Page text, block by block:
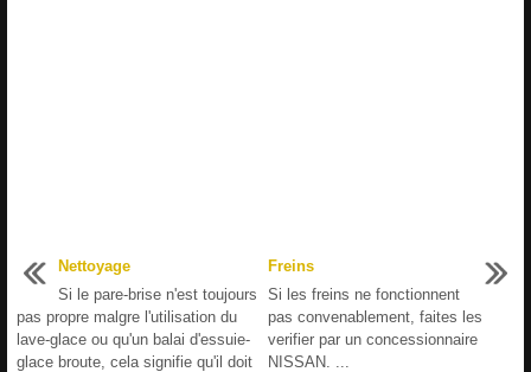
Nettoyage
Si le pare-brise n'est toujours
pas propre malgre l'utilisation du
lave-glace ou qu'un balai d'essuie-
glace broute, cela signifie qu'il doit
Freins
Si les freins ne fonctionnent
pas convenablement, faites les
verifier par un concessionnaire
NISSAN. ...